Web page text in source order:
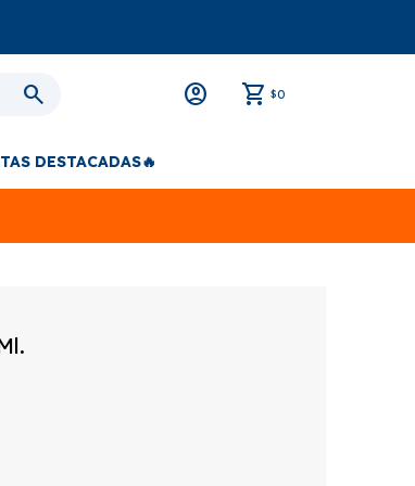
$0
DESTACADAS🔥